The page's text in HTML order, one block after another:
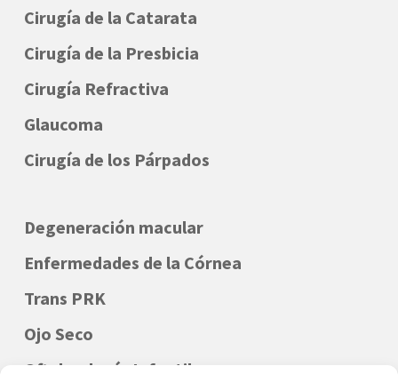
Cirugía de la Catarata
Cirugía de la Presbicia
Cirugía Refractiva
Glaucoma
Cirugía de los Párpados
Degeneración macular
Enfermedades de la Córnea
Trans PRK
Ojo Seco
Oftalmología Infantil